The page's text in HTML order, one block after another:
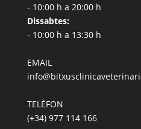
- 10:00 h a 20:00 h
Dissabtes:
- 10:00 h a 13:30 h
EMAIL
TELÈFON
(+34) 977 114 166